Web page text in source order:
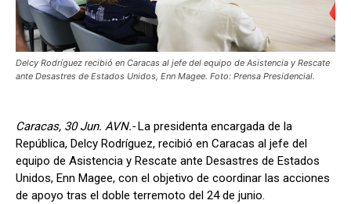
Delcy Rodríguez recibió en Caracas al jefe del equipo de Asistencia y Rescate
ante Desastres de Estados Unidos, Enn Magee. Foto: Prensa Presidencial.
Caracas, 30 Jun. AVN.-La presidenta encargada de la
República, Delcy Rodríguez, recibió en Caracas al jefe del
equipo de Asistencia y Rescate ante Desastres de Estados
Unidos, Enn Magee, con el objetivo de coordinar las acciones
de apoyo tras el doble terremoto del 24 de junio.